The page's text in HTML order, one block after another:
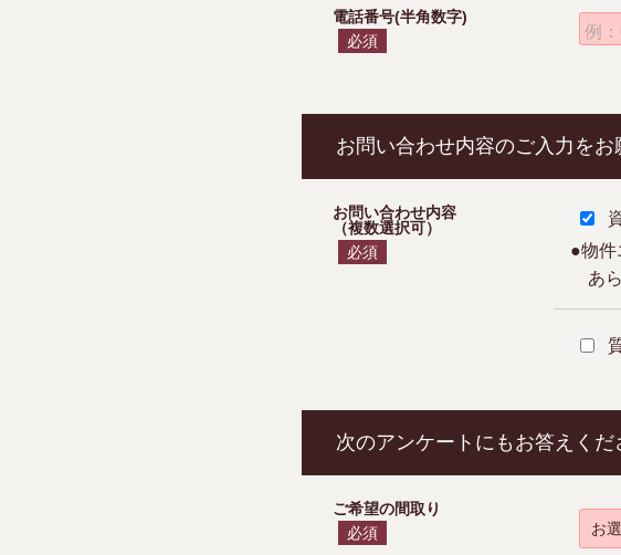
電話番号(半角数字)
必須
例
お問い合わせ内容のご入力をお
お問い合わせ内容
（複数選択可）
必須
●物件
あら
次のアンケートにもお答えくだ
ご希望の間取り
必須